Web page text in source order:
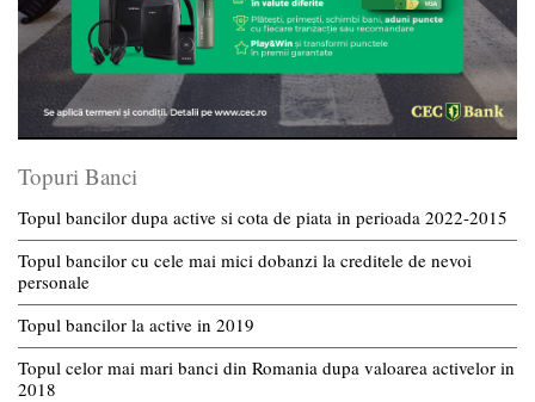
Topuri Banci
Topul bancilor dupa active si cota de piata in perioada 2022-2015
Topul bancilor cu cele mai mici dobanzi la creditele de nevoi
personale
Topul bancilor la active in 2019
Topul celor mai mari banci din Romania dupa valoarea activelor in
2018